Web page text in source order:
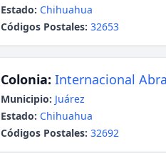
Estado: Chihuahua
Códigos Postales: 32653
Colonia: Internacional
Municipio: Juárez
Estado: Chihuahua
Códigos Postales: 32692